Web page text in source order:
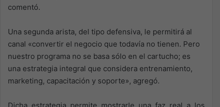
comentó.
Una segunda arista, del tipo defensiva, le permitirá al
canal «convertir el negocio que todavía no tienen. Pero
nuestro programa no se basa sólo en el cartucho; es
una estrategia integral que considera entrenamiento,
marketing, capacitación y soporte», agregó.